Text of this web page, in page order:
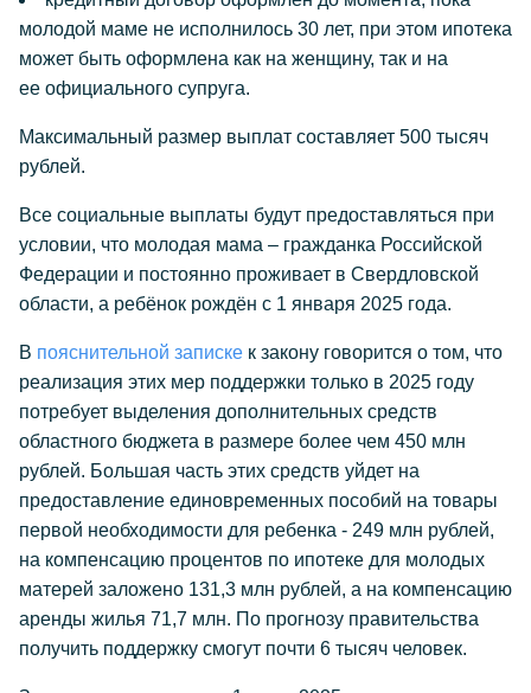
молодой маме не исполнилось 30 лет, при этом ипотека
может быть оформлена как на женщину, так и на
ее официального супруга.
Максимальный размер выплат составляет 500 тысяч
рублей.
Все социальные выплаты будут предоставляться при
условии, что молодая мама – гражданка Российской
Федерации и постоянно проживает в Свердловской
области, а ребёнок рождён с 1 января 2025 года.
В пояснительной записке к закону говорится о том, что
реализация этих мер поддержки только в 2025 году
потребует выделения дополнительных средств
областного бюджета в размере более чем 450 млн
рублей. Большая часть этих средств уйдет на
предоставление единовременных пособий на товары
первой необходимости для ребенка - 249 млн рублей,
на компенсацию процентов по ипотеке для молодых
матерей заложено 131,3 млн рублей, а на компенсацию
аренды жилья 71,7 млн. По прогнозу правительства
получить поддержку смогут почти 6 тысяч человек.